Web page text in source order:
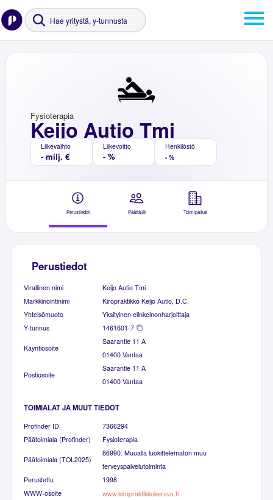
Keijo Autio Tmi
Fysioterapia
Liikevaihto
- milj. €
Liikevoitto
- %
Henkilöstö
- %
Perustiedot Päättäjät Toimipaikat
Perustiedot
Virallinen nimi
Keijo Autio Tmi
Markkinointinimi
Kiropraktikko Keijo Autio, D.C.
Yhteisömuoto
Yksityinen elinkeinonharjoittaja
Y-tunnus
1461601-7
Käyntiosoite
Saarantie 11 A
01400 Vantaa
Postiosoite
Saarantie 11 A
01400 Vantaa
TOIMIALAT JA MUUT TIEDOT
Profinder ID
7366294
Päätoimiala (Profinder)
Fysioterapia
Päätoimiala (TOL2025)
86990. Muualla luokittelematon muu
terveyspalvelutoiminta
Perustettu
1998
WWW-osoite
www.kiropraktikkokerava.fi